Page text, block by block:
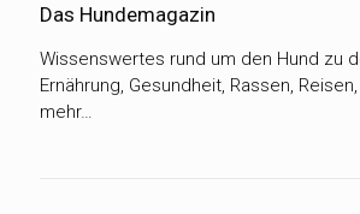
Das Hundemagazin
Wissenswertes rund um den Hund zu
Ernährung, Gesundheit, Rassen,
mehr…